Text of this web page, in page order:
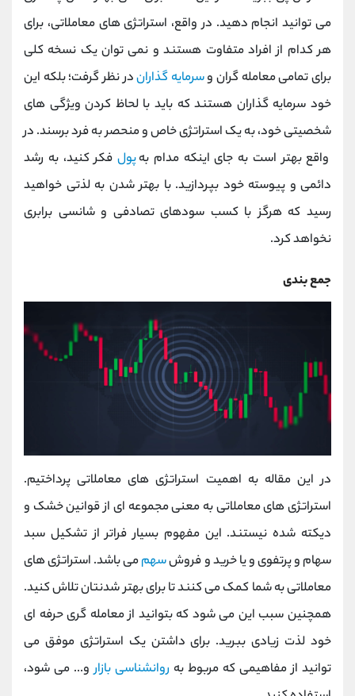
می توانید انجام دهید. در واقع، استراتژی های معاملاتی، برای
هر کدام از افراد متفاوت هستند و نمی توان یک نسخه کلی
برای تمامی معامله گران وسرمایه گذاراندر نظر گرفت؛ بلکه این
خود سرمایه گذاران هستند که باید با لحاظ کردن ویژگی های
شخصیتی خود، به یک استراتژی خاص و منحصر به فرد برسند. در
واقع بهتر است به جای اینکه مدام بهپول فکر کنید، به رشد
دائمی و پیوسته خود بپردازید. با بهتر شدن به لذتی خواهید
رسید که هرگز با کسب سودهای تصادفی و شانسی برابری
نخواهد کرد.
جمع بندی
در این مقاله به اهمیت استراتژی های معاملاتی پرداختیم.
استراتژی های معاملاتی به معنی مجموعه ای از قوانین خشک و
دیکته شده نیستند. این مفهوم بسیار فراتر از تشکیل سبد
سهام و پرتفوی و یا خرید و فروشسهممی باشد. استراتژی های
معاملاتی به شما کمک می کنند تا برای بهتر شدنتان تلاش کنید.
همچنین سبب این می شود که بتوانید از معامله گری حرفه ای
خود لذت زیادی ببرید. برای داشتن یک استراتژی موفق می
توانید از مفاهیمی که مربوط به روانشناسی بازارو... می شود،